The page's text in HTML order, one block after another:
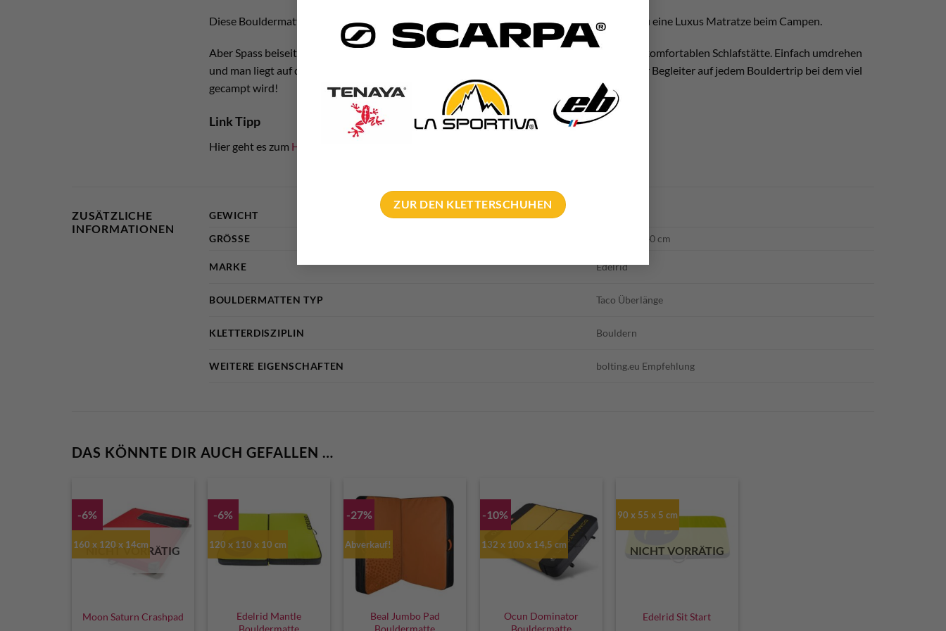
ZUR DEN KLETTERSCHUHEN
Diese Bouldermatte ist ideal als Schlafunterlage. Denn mit 200 x 110 x 10cm ist sie geradezu eine Luxus Matratze beim Campen.
Aber Spass beiseite. Wer mit diesem Crashpad unterwegs ist, ist gleichzeitig in Besitz einer komfortablen Schlafstätte. Einfach umdrehen
und man liegt auf der weichen „Unterseite“ herrlich gebettet. Somit ist dieses Pad ein idealer Begleiter auf jedem Bouldertrip bei dem viel
gecampt wird!
Link Tipp
Hier geht es zum Hersteller
ZUSÄTZLICHE
INFORMATIONEN
GEWICHT
GRÖSSE
110 × 80 × 40 cm
MARKE Edelrid
BOULDERMATTEN TYP Taco Überlänge
KLETTERDISZIPLIN Bouldern
WEITERE EIGENSCHAFTEN bolting.eu Empfehlung
DAS KÖNNTE DIR AUCH GEFALLEN …
-6%
160 x 120 x 14cm
NICHT VORRÄTIG
Moon Saturn Crashpad
-6%
120 x 110 x 10 cm
Edelrid Mantle
Bouldermatte
-27%
Abverkauf!
Beal Jumbo Pad
Bouldermatte
-10%
132 x 100 x 14,5 cm
Ocun Dominator
Bouldermatte
90 x 55 x 5 cm
NICHT VORRÄTIG
Edelrid Sit Start